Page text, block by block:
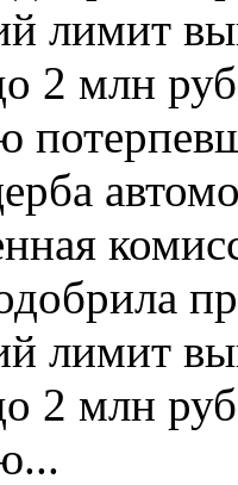
лимит
2 млн
лимит
2 млн